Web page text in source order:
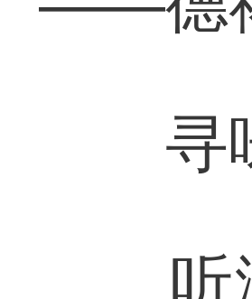
寻味
听涛